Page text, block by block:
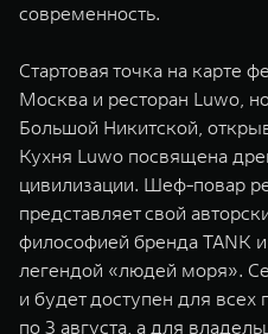
WEY 80
Масштаб возможностей
от 6 449 000 ₽
современность.
Стартовая точка на карте
Москва и ресторан Luwo,
Большой Никитской,
Кухня Luwo посвящена
цивилизации. Шеф-повар
представляет свой
философией бренда TANK
легендой «людей моря».
и будет доступен для всех
по 3 августа, а для